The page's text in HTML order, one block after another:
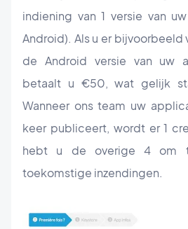
indiening van 1 versie van
Android). Als u er bijvoorbeeld
de Android versie van uw
betaalt u €50, wat gelijk
Wanneer ons team uw
keer publiceert, wordt er 1
hebt u de overige 4 om
toekomstige inzendingen.